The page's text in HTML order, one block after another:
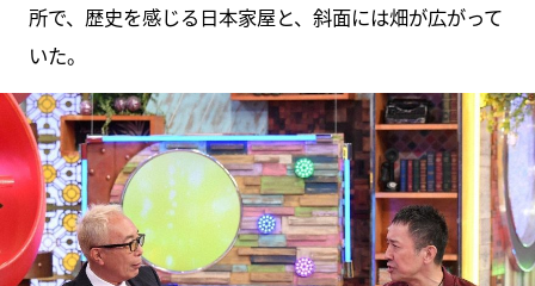
所で、歴史を感じる日本家屋と、斜面には畑が広がって
いた。